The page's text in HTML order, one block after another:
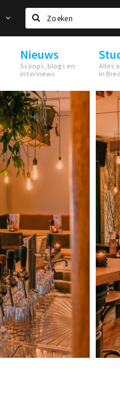
Zoeken
Nieuws
Scoops, blogs en
interviews
Alles
in